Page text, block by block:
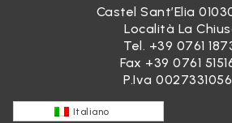
Castel Sant’Elia
Località La
Tel. +39 0761
Fax +39 0761
P.Iva
Italiano